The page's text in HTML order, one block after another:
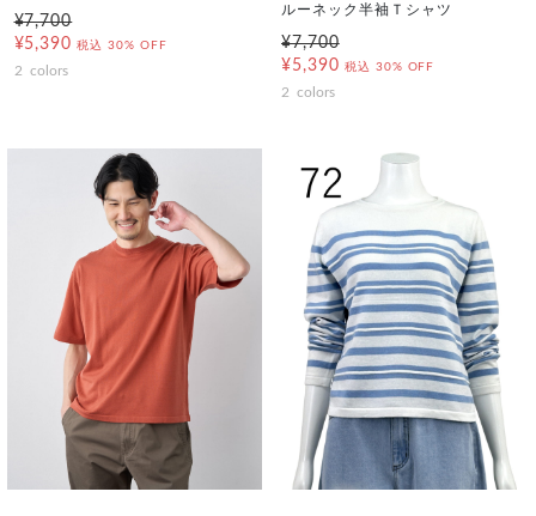
¥7,700
¥5,390 税込 30% OFF
2 colors
ルーネック半袖Ｔシャツ
¥7,700
¥5,390 税込 30% OFF
2 colors